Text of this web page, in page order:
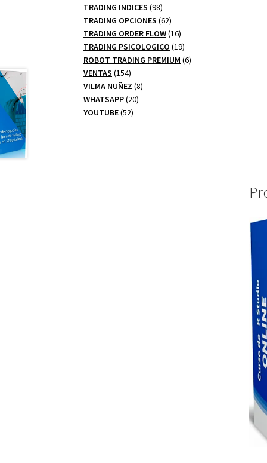
TRADING INDICES 9898
productos
TRADING OPCIONES 6262
productos
TRADING ORDER FLOW 1616
productos
TRADING PSICOLOGICO 1919
productos
ROBOT TRADING PREMIUM 66
VENTAS 154154
productos
VILMA NUÑEZ 88
WHATSAPP 2020
YOUTUBE 5252